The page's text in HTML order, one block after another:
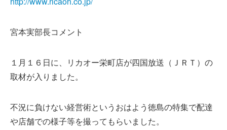
宮本実部長コメント
１月１６日に、リカオー栄町店が四国放送（ＪＲＴ）の
取材が入りました。
不況に負けない経営術というおはよう徳島の特集で配達
や店舗での様子等を撮ってもらいました。